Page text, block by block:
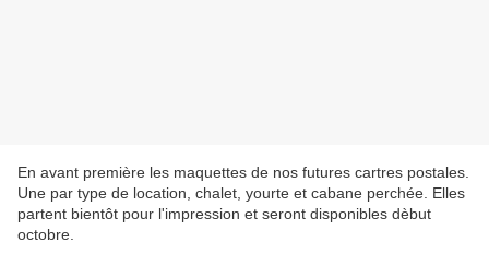
En avant première les maquettes de nos futures cartres postales.
Une par type de location, chalet, yourte et cabane perchée. Elles
partent bientôt pour l'impression et seront disponibles dèbut
octobre.